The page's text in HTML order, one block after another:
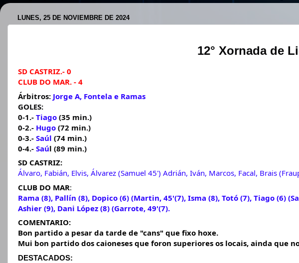
LUNES, 25 DE NOVIEMBRE DE 2024
12° Xornada de
SD CASTRIZ.- 0
CLUB DO MAR. - 4
Árbitros: Jorge A, Fontela e Ramas
GOLES:
0-1.- Tiago (35 min.)
0-2.- Hugo (72 min.)
0-3.- Saúl (74 min.)
0-4.- Saúl (89 min.)
SD CASTRIZ:
Álvaro, Fabián, Elvis, Álvarez (Samuel 45') Adrián, Iván, Marcos, Facal, Brais
CLUB DO MAR:
Rama (8), Pallín (8), Dopico (6) (Martin, 45'(7), Isma (8), Totó (7), Tiago (6)
Ashier (9), Dani López (8) (Garrote, 49'(7).
COMENTARIO:
Bon partido a pesar da tarde de "cans" que fixo hoxe.
Mui bon partido dos caioneses que foron superiores os locais, ainda que
DESTACADOS: